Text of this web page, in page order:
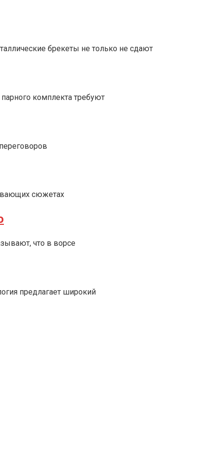
брекеты не только не сдают
комплекта требуют
сюжетах
что в ворсе
предлагает широкий